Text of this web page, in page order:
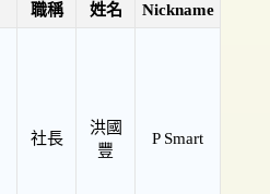
職稱 姓名 Nickname
社長
洪國
豐
P Smart